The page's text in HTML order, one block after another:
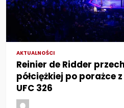
AKTUALNOŚCI
Reinier de Ridder
półciężkiej po porażce
UFC 326